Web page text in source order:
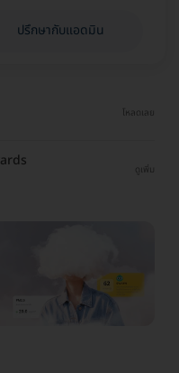
ปรึกษากับแอดมิน
โหลดเลย
ดูเพิ่ม